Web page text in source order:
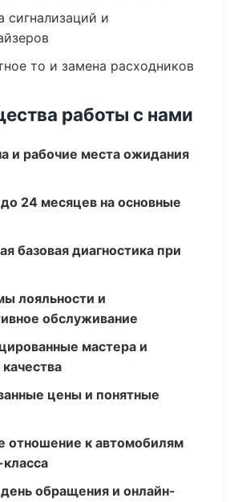
сигнализаций и
то и замена расходников
работы с нами
и рабочие места ожидания
до 24 месяцев на основные
базовая диагностика при
лояльности и
обслуживание
мастера и
цены и понятные
отношение к автомобилям
обращения и онлайн-